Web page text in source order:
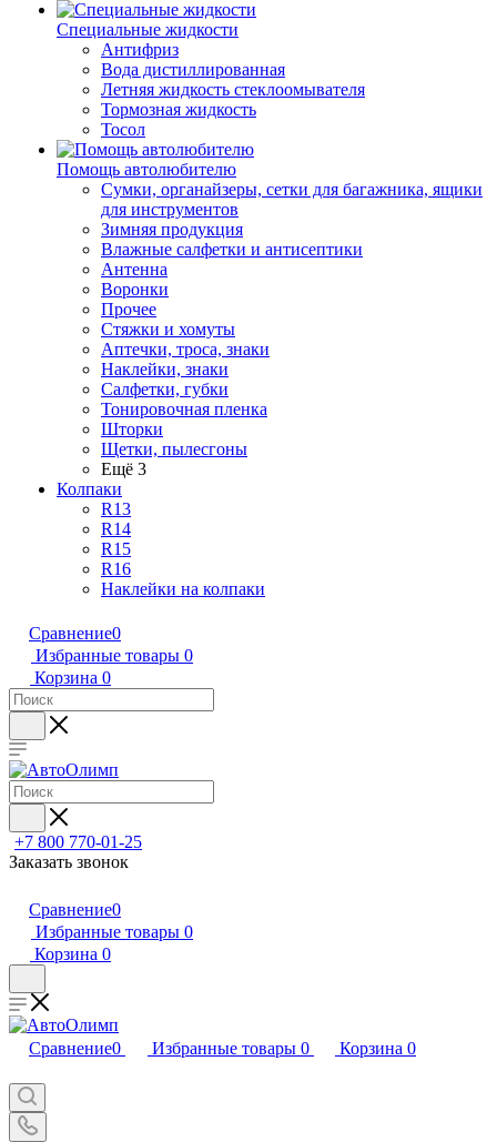
Специальные жидкости
Антифриз
Вода дистиллированная
Летняя жидкость стеклоомывателя
Тормозная жидкость
Тосол
Помощь автолюбителю
Сумки, органайзеры, сетки для багажника, ящики
для инструментов
Зимняя продукция
Влажные салфетки и антисептики
Антенна
Воронки
Прочее
Стяжки и хомуты
Аптечки, троса, знаки
Наклейки, знаки
Салфетки, губки
Тонировочная пленка
Шторки
Щетки, пылесгоны
Ещё 3
Колпаки
R13
R14
R15
R16
Наклейки на колпаки
Сравнение0
Избранные товары 0
Корзина 0
+7 800 770-01-25
Заказать звонок
Сравнение0
Избранные товары 0
Корзина 0
Сравнение0 Избранные товары 0 Корзина 0